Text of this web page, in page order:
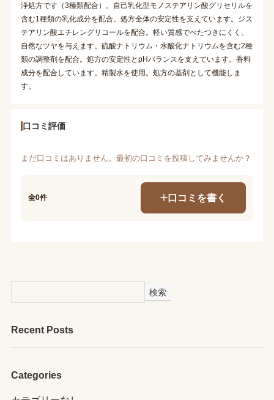
浄処方です（3種類配合）。自己乳化型モノステアリン酸グリセリルを
含む1種類の乳化成分を配合。処方全体の安定性を支えています。ジス
テアリン酸エチレングリコールを配合。軽い質感でべたつきにくく、
自然なツヤを与えます。硫酸ナトリウム・水酸化ナトリウムを含む2種
類の調整剤を配合。処方の安定性とpHバランスを支えています。香料
成分を配合しています。精製水を使用。処方の基剤として機能しま
す。
口コミ評価
まだ口コミはありません。最初の口コミを投稿してみませんか？
全0件 口コミを書く
検索
Recent Posts
Categories